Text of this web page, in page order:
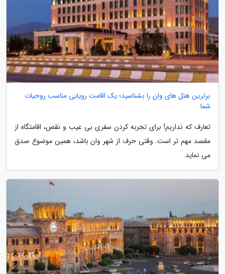
برترین هتل های وان را بشناسید؛ یک اقامت رویایی مناسب روحیات
شما
تعارف که نداریم! برای تجربه کردن سفری بی عیب و نقص، اقامتگاه از
مقصد مهم تر است. وقتی حرف از شهر وان باشد، همین موضوع صدق
می نماید.